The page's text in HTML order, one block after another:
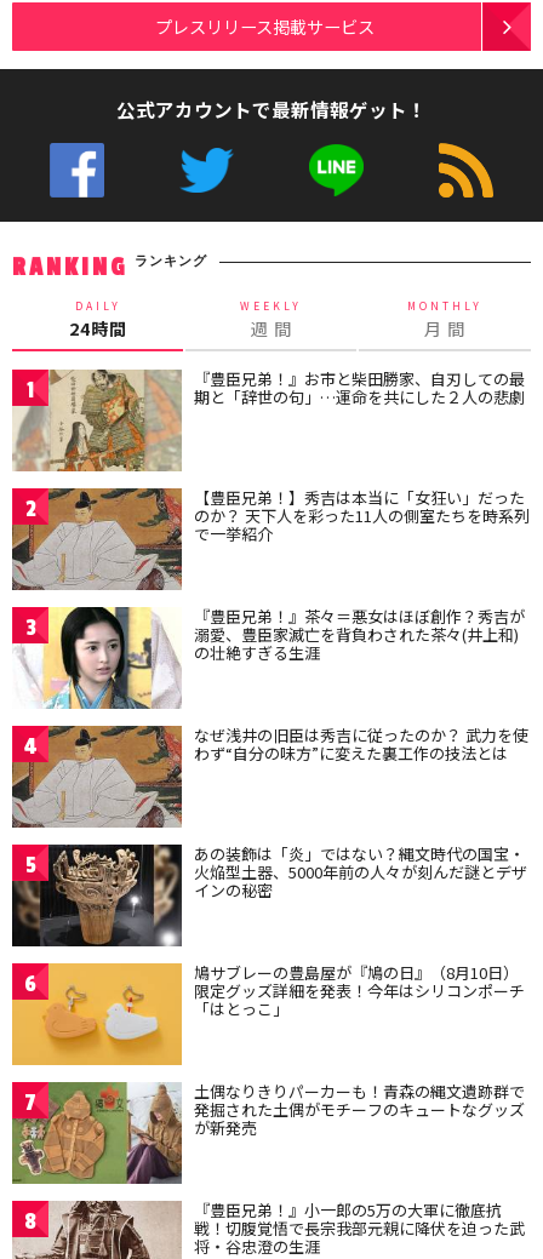
プレスリリース掲載サービス
公式アカウントで最新情報ゲット！
RANKING ランキング
DAILY
24時間
WEEKLY
週 間
MONTHLY
月 間
1 『豊臣兄弟！』お市と柴田勝家、自刃しての最
期と「辞世の句」…運命を共にした２人の悲劇
2 【豊臣兄弟！】秀吉は本当に「女狂い」だった
のか？ 天下人を彩った11人の側室たちを時系列
で一挙紹介
3 『豊臣兄弟！』茶々＝悪女はほぼ創作？秀吉が
溺愛、豊臣家滅亡を背負わされた茶々(井上和)
の壮絶すぎる生涯
4 なぜ浅井の旧臣は秀吉に従ったのか？ 武力を使
わず“自分の味方”に変えた裏工作の技法とは
5 あの装飾は「炎」ではない？縄文時代の国宝・
火焔型土器、5000年前の人々が刻んだ謎とデザ
インの秘密
6 鳩サブレーの豊島屋が『鳩の日』（8月10日）
限定グッズ詳細を発表！今年はシリコンポーチ
「はとっこ」
7 土偶なりきりパーカーも！青森の縄文遺跡群で
発掘された土偶がモチーフのキュートなグッズ
が新発売
8 『豊臣兄弟！』小一郎の5万の大軍に徹底抗
戦！切腹覚悟で長宗我部元親に降伏を迫った武
将・谷忠澄の生涯